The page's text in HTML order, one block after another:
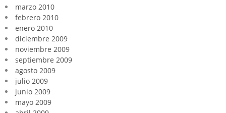
marzo 2010
febrero 2010
enero 2010
diciembre 2009
noviembre 2009
septiembre 2009
agosto 2009
julio 2009
junio 2009
mayo 2009